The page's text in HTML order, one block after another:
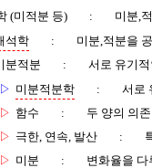
(미적분 등) :
미분,
석학 :
미분,적분을
분적분 :
서로 유기
▷ 미분적분학 :
서로
▷ 함수 :
두 양의 의
▷ 극한, 연속, 발산 :
▷ 미분 :
변화율을